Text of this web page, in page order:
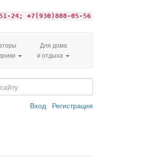
24; +7(930)808-05-56
Для дома
и отдыха
Вход Регистрация